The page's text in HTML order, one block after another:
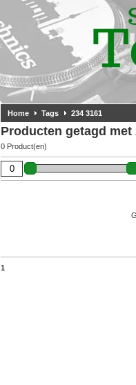
Home Tags 234 3161
Producten getagd met
0 Product(en)
1